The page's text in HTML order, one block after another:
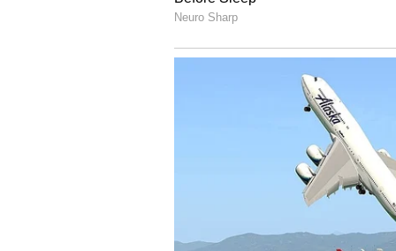
చేస్తున్నారు.